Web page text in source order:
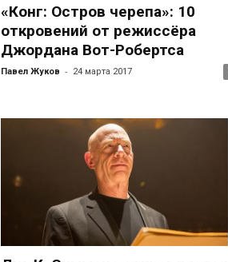
«Конг: Остров черепа»: 10
откровений от режиссёра
Джордана Вот-Робертса
Павел Жуков - 24 марта 2017